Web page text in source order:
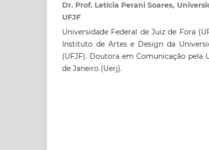
Dr. Prof. Letícia Perani Soares,
UFJF
Universidade Federal de Juiz de Fora
Instituto de Artes e Design da
(UFJF). Doutora em Comunicação pela
de Janeiro (Uerj).